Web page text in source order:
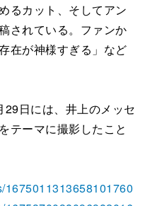
るカット、そしてアン
されている。ファンか
在が神様すぎる」など
日には、井上のメッセ
テーマに撮影したこと
1675011313658101760